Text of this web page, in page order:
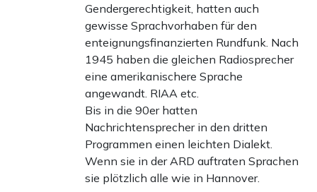
Gendergerechtigkeit, hatten auch
gewisse Sprachvorhaben für den
enteignungsfinanzierten Rundfunk. Nach
1945 haben die gleichen Radiosprecher
eine amerikanischere Sprache
angewandt. RIAA etc.
Bis in die 90er hatten
Nachrichtensprecher in den dritten
Programmen einen leichten Dialekt.
Wenn sie in der ARD auftraten Sprachen
sie plötzlich alle wie in Hannover.